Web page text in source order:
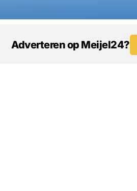
Adverteren op Meijel24?